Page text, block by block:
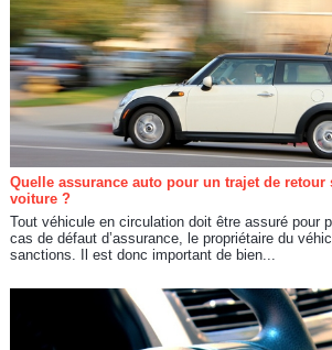
Quelle assurance auto pour un trajet de retour
voiture ?
Tout véhicule en circulation doit être assuré pour
cas de défaut d’assurance, le propriétaire du
sanctions. Il est donc important de bien...